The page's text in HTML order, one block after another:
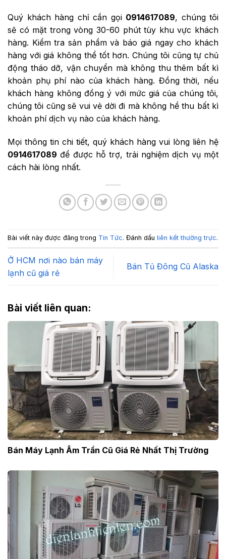
Quý khách hàng chỉ cần gọi 0914617089, chúng tôi
sẽ có mặt trong vòng 30-60 phút tùy khu vực khách
hàng. Kiểm tra sản phẩm và báo giá ngay cho khách
hàng với giá không thể tốt hơn. Chúng tôi cũng tự chủ
động tháo dỡ, vận chuyển mà không thu thêm bất kì
khoản phụ phí nào của khách hàng. Đồng thời, nếu
khách hàng không đồng ý với mức giá của chúng tôi,
chúng tôi cũng sẽ vui vẻ dời đi mà không hề thu bất kì
khoản phí dịch vụ nào của khách hàng.
Mọi thông tin chi tiết, quý khách hàng vui lòng liên hệ
0914617089 để được hỗ trợ, trải nghiệm dịch vụ một
cách hài lòng nhất.
Bài viết này được đăng trong Tin Tức. Đánh dấu liên kết thường trực.
Ở HCM nơi nào bán máy
lạnh cũ giá rẻ
Bán Tủ Đông Cũ Alaska
Bài viết liên quan:
Bán Máy Lạnh Âm Trần Cũ Giá Rẻ Nhất Thị Trường